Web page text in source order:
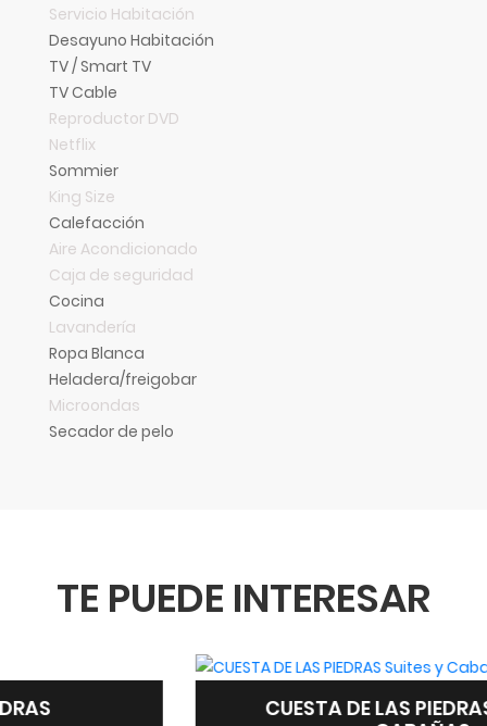
Servicio Habitación
Desayuno Habitación
TV / Smart TV
TV Cable
Reproductor DVD
Netflix
Sommier
King Size
Calefacción
Aire Acondicionado
Caja de seguridad
Cocina
Lavandería
Ropa Blanca
Heladera/freigobar
Microondas
Secador de pelo
TE PUEDE INTERESAR
CUESTA DE LAS PIEDRAS SUITES Y